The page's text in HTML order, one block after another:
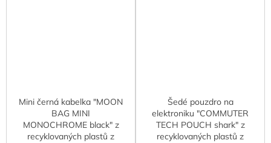
Mini černá kabelka "MOON
BAG MINI
MONOCHROME black" z
recyklovaných plastů z
Šedé pouzdro na
elektroniku "COMMUTER
TECH POUCH shark" z
recyklovaných plastů z